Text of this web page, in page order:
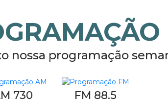
nossa programação
730 FM 88.5